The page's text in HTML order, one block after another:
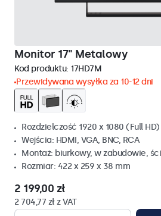
Monitor 17" Metalowy
Kod produktu: 17HD7M
Przewidywana wysyłka za 10-12 dni
Rozdzielczość 1920 x 1080 (Full HD)
Wejścia: HDMI, VGA, BNC, RCA
Montaż: biurkowy, w zabudowie,
Rozmiar: 422 x 259 x 38 mm
2 199,00 zł
2 704,77 zł z VAT